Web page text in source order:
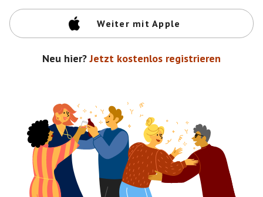
Weiter mit Apple
Neu hier? Jetzt kostenlos registrieren